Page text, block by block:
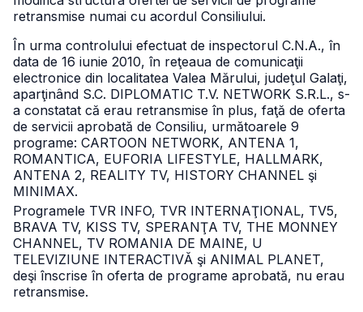
retransmise numai cu acordul Consiliului.
În urma controlului efectuat de inspectorul C.N.A., în
data de 16 iunie 2010, în reţeaua de comunicaţii
electronice din localitatea Valea Mărului, judeţul Galaţi,
aparţinând S.C. DIPLOMATIC T.V. NETWORK S.R.L., s-
a constatat că erau retransmise în plus, faţă de oferta
de servicii aprobată de Consiliu, următoarele 9
programe: CARTOON NETWORK, ANTENA 1,
ROMANTICA, EUFORIA LIFESTYLE, HALLMARK,
ANTENA 2, REALITY TV, HISTORY CHANNEL şi
MINIMAX.
Programele TVR INFO, TVR INTERNAŢIONAL, TV5,
BRAVA TV, KISS TV, SPERANŢA TV, THE MONNEY
CHANNEL, TV ROMANIA DE MAINE, U
TELEVIZIUNE INTERACTIVĂ şi ANIMAL PLANET,
deşi înscrise în oferta de programe aprobată, nu erau
retransmise.